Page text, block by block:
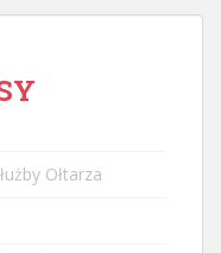
Ołtarza